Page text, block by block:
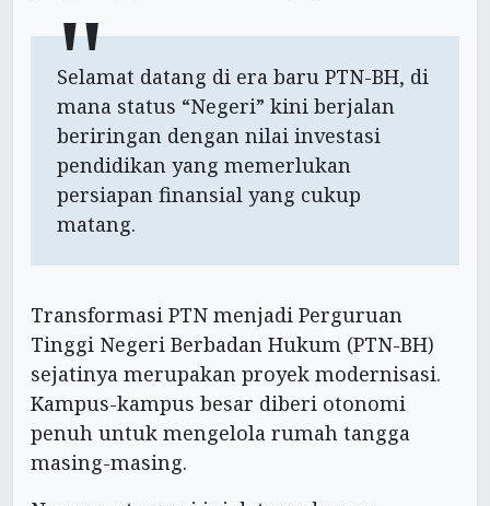
Selamat datang di era baru PTN-BH, di
mana status “Negeri” kini berjalan
beriringan dengan nilai investasi
pendidikan yang memerlukan
persiapan finansial yang cukup
matang.
Transformasi PTN menjadi Perguruan
Tinggi Negeri Berbadan Hukum (PTN-BH)
sejatinya merupakan proyek modernisasi.
Kampus-kampus besar diberi otonomi
penuh untuk mengelola rumah tangga
masing-masing.